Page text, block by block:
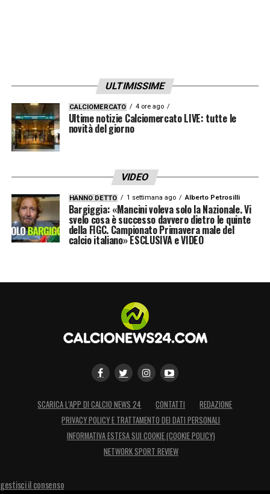
ULTIMISSIME
CALCIOMERCATO 4 ore ago
Ultime notizie Calciomercato LIVE: tutte le
novità del giorno
VIDEO
HANNO DETTO 1 settimana ago Alberto Petrosilli
Bargiggia: «Mancini voleva solo la Nazionale. Vi
svelo cosa è successo davvero dietro le quinte
della FIGC. Campionato Primavera male del
calcio italiano» ESCLUSIVA e VIDEO
SCARICA L’APP DI CALCIO NEWS 24 CONTATTI
REDAZIONE
PRIVACY POLICY E TRATTAMENTO DEI DATI PERSONALI
INFORMATIVA ESTESA SUI COOKIE (COOKIE POLICY)
NETWORK SPORT REVIEW
gestisci il consenso